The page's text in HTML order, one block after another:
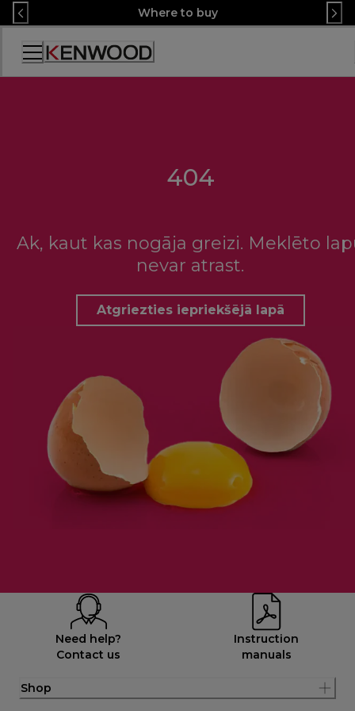
Skip
to
Content
Where to buy
Accessibility
Statement
404
Ak, kaut kas nogāja greizi. Meklēto
nevar atrast.
Atgriezties iepriekšējā lapā
Need help?
Contact us
Instruction
manuals
Shop